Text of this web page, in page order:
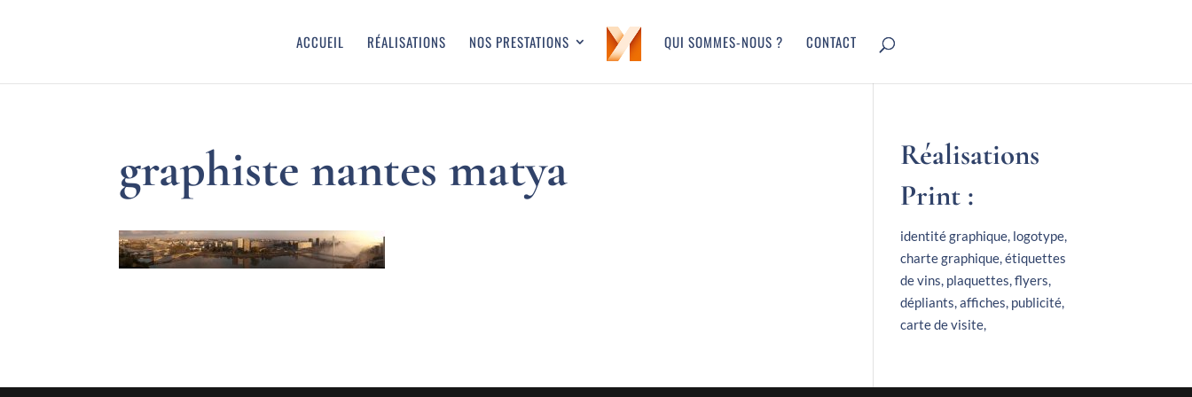
ACCUEIL RÉALISATIONS NOS PRESTATIONS QUI SOMMES-NOUS ? CONTACT
graphiste nantes matya
Réalisations
Print :
identité graphique, logotype,
charte graphique, étiquettes
de vins, plaquettes, flyers,
dépliants, affiches, publicité,
carte de visite,